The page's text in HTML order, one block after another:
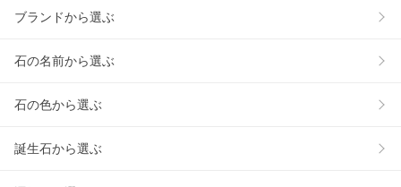
ブランドから選ぶ
石の名前から選ぶ
石の色から選ぶ
誕生石から選ぶ